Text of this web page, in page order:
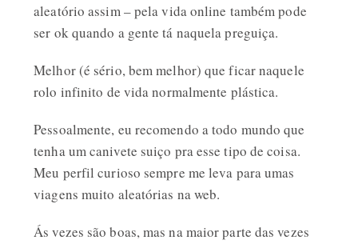
aleatório assim – pela vida online também pode
ser ok quando a gente tá naquela preguiça.
Melhor (é sério, bem melhor) que ficar naquele
rolo infinito de vida normalmente plástica.
Pessoalmente, eu recomendo a todo mundo que
tenha um canivete suiço pra esse tipo de coisa.
Meu perfil curioso sempre me leva para umas
viagens muito aleatórias na web.
Ás vezes são boas, mas na maior parte das vezes